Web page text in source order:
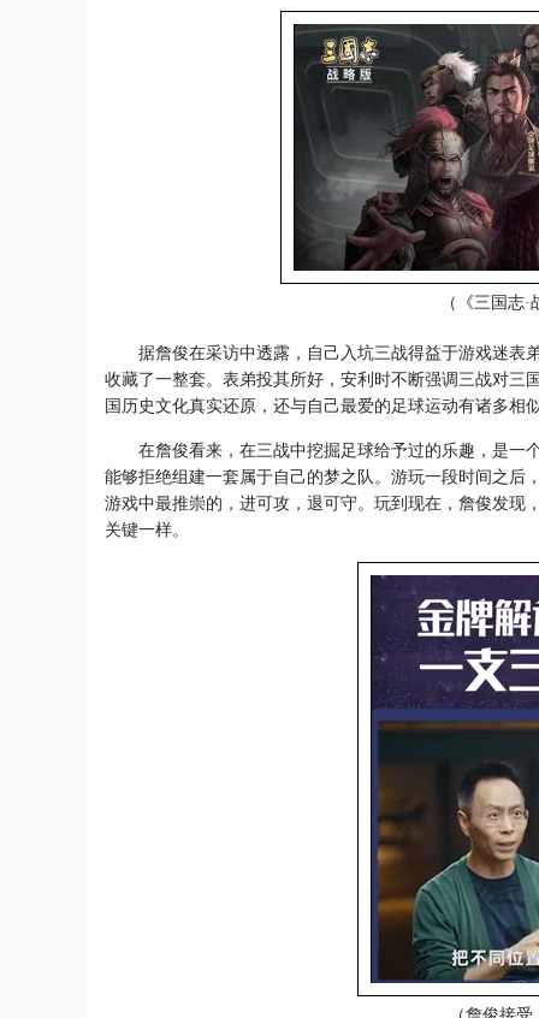
（《三国志
据詹俊在采访中透露，自己入坑三战得益于游戏迷表
收藏了一整套。表弟投其所好，安利时不断强调三战对三
国历史文化真实还原，还与自己最爱的足球运动有诸多相
在詹俊看来，在三战中挖掘足球给予过的乐趣，是一
能够拒绝组建一套属于自己的梦之队。游玩一段时间之后
游戏中最推崇的，进可攻，退可守。玩到现在，詹俊发现
关键一样。